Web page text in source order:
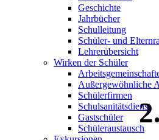
Geschichte
Jahrbücher
Schulleitung
Schüler- und
Lehrerübersicht
Wirken der Schüler
Außergewöhnliche
Schülerfirmen
Schulsanitätsdienst
Gastschüler
Schüleraustausch